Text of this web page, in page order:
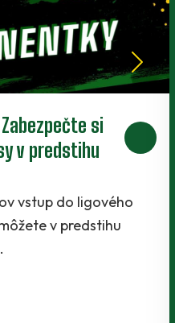
do 2. kola pohára.
z penalty v
sezóny súbojom 1.
do neďalekej